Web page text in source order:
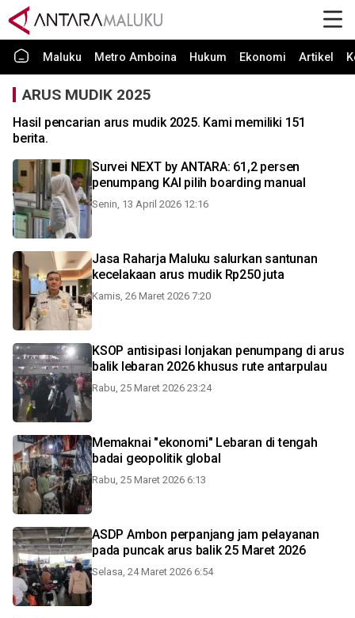
Maluku Metro Amboina Hukum Ekonomi Artikel
ARUS MUDIK 2025
Hasil pencarian arus mudik 2025. Kami memiliki 151
berita.
Survei NEXT by ANTARA: 61,2 persen
penumpang KAI pilih boarding manual
Senin, 13 April 2026 12:16
Jasa Raharja Maluku salurkan santunan
kecelakaan arus mudik Rp250 juta
Kamis, 26 Maret 2026 7:20
KSOP antisipasi lonjakan penumpang di arus
balik lebaran 2026 khusus rute antarpulau
Rabu, 25 Maret 2026 23:24
Memaknai "ekonomi" Lebaran di tengah
badai geopolitik global
Rabu, 25 Maret 2026 6:13
ASDP Ambon perpanjang jam pelayanan
pada puncak arus balik 25 Maret 2026
Selasa, 24 Maret 2026 6:54